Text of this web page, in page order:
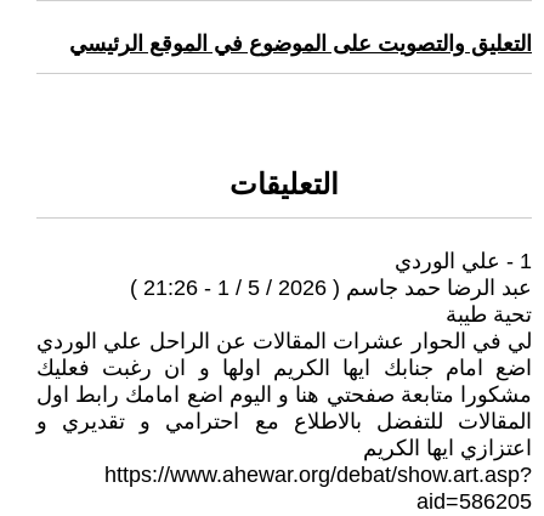
التعليق والتصويت على الموضوع في الموقع الرئيسي
التعليقات
1 - علي الوردي
عبد الرضا حمد جاسم ( 2026 / 5 / 1 - 21:26 )
تحية طيبة
لي في الحوار عشرات المقالات عن الراحل علي الوردي
اضع امام جنابك ايها الكريم اولها و ان رغبت فعليك
مشكورا متابعة صفحتي هنا و اليوم اضع امامك رابط اول
المقالات للتفضل بالاطلاع مع احترامي و تقديري و
اعتزازي ايها الكريم
https://www.ahewar.org/debat/show.art.asp?
aid=586205